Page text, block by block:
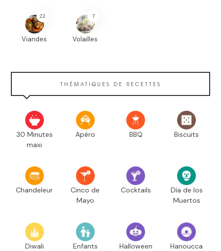
22
Viandes
7
Volailles
THÉMATIQUES DE RECETTES
30 Minutes
maxi
Apéro BBQ Biscuits
Chandeleur
Cinco de
Mayo
Cocktails
Día de los
Muertos
Diwali Enfants Halloween Hanoucca